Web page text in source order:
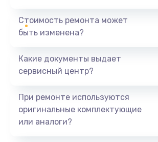
590 руб.
Замена задней крышки
Замена микросхемы (звук,
Стоимость ремонта может
быть изменена?
Какие документы выдает
сервисный центр?
При ремонте используются
оригинальные комплектующие
или аналоги?